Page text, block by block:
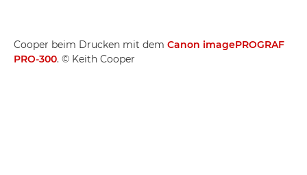
Cooper beim Drucken mit dem Canon imagePROGRAF
PRO-300. © Keith Cooper